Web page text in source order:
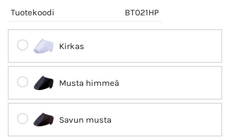
Tuotekoodi BT021HP
Kirkas
Musta himmeä
Savun musta